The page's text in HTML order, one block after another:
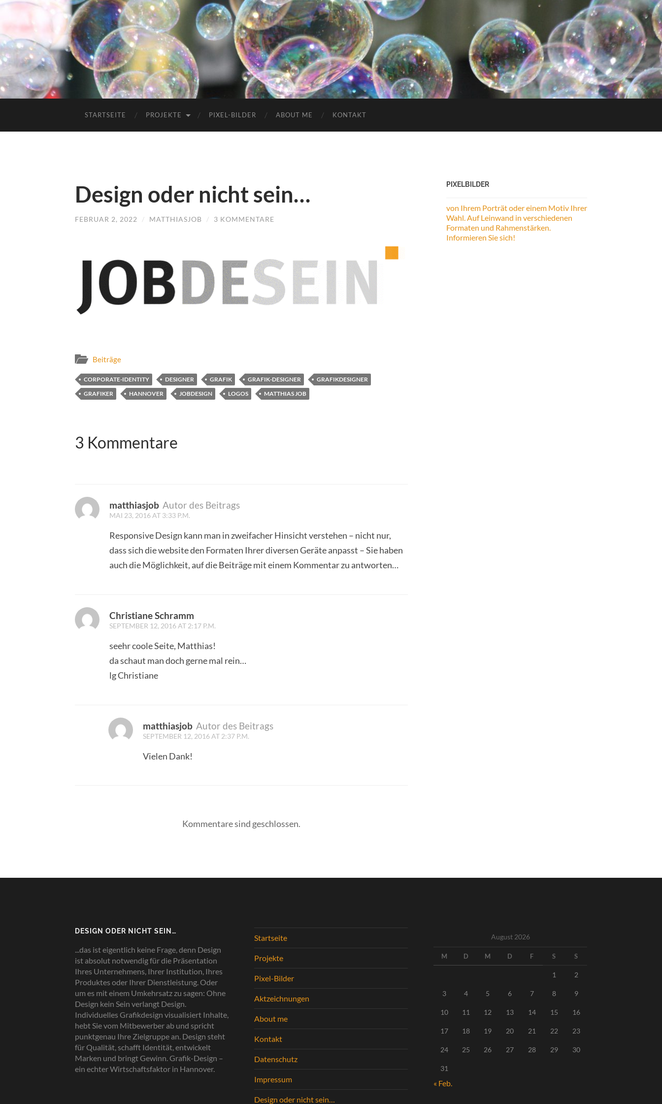
STARTSEITE PROJEKTE PIXEL-BILDER ABOUT ME KONTAKT
Design oder nicht sein…
FEBRUAR 2, 2022 / MATTHIASJOB / 3 KOMMENTARE
Beiträge
CORPORATE-IDENTITY DESIGNER GRAFIK GRAFIK-DESIGNER
GRAFIKDESIGNER
GRAFIKER
HANNOVER JOBDESIGN LOGOS MATTHIAS JOB
3 Kommentare
matthiasjob Autor des Beitrags
MAI 23, 2016 AT 3:33 P.M.
Responsive Design kann man in zweifacher Hinsicht verstehen – nicht nur,
dass sich die website den Formaten Ihrer diversen Geräte anpasst – Sie haben
auch die Möglichkeit, auf die Beiträge mit einem Kommentar zu antworten…
Christiane Schramm
SEPTEMBER 12, 2016 AT 2:17 P.M.
seehr coole Seite, Matthias!
da schaut man doch gerne mal rein…
lg Christiane
matthiasjob Autor des Beitrags
SEPTEMBER 12, 2016 AT 2:37 P.M.
Vielen Dank!
Kommentare sind geschlossen.
PIXELBILDER
von Ihrem Porträt oder einem Motiv Ihrer
Wahl. Auf Leinwand in verschiedenen
Formaten und Rahmenstärken.
Informieren Sie sich!
DESIGN ODER NICHT SEIN…
...das ist eigentlich keine Frage, denn Design
ist absolut notwendig für die Präsentation
Ihres Unternehmens, Ihrer Institution, Ihres
Produktes oder Ihrer Dienstleistung. Oder
um es mit einem Umkehrsatz zu sagen: Ohne
Design kein Sein verlangt Design.
Individuelles Grafikdesign visualisiert Inhalte,
hebt Sie vom Mitbewerber ab und spricht
punktgenau Ihre Zielgruppe an. Design steht
für Qualität, schafft Identität, entwickelt
Marken und bringt Gewinn. Grafik-Design –
ein echter Wirtschaftsfaktor in Hannover.
Startseite
Projekte
Pixel-Bilder
Aktzeichnungen
About me
Kontakt
Datenschutz
Impressum
Design oder nicht sein…
August 2026
M D M D F S S
1 2
3 4 5 6 7 8 9
10 11 12 13 14 15 16
17 18 19 20 21 22 23
24 25 26 27 28 29 30
31
« Feb.